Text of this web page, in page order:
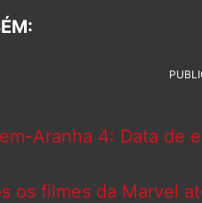
Aranha 4: Data de
os filmes da Marvel